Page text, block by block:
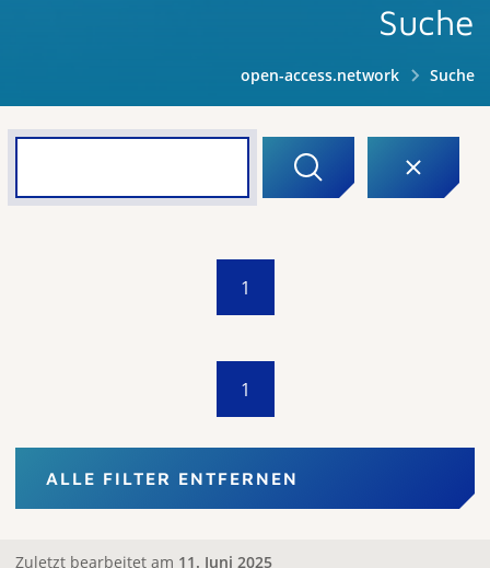
Suche
open-access.network Suche
1
1
ALLE FILTER ENTFERNEN
Zuletzt bearbeitet am 11. Juni 2025